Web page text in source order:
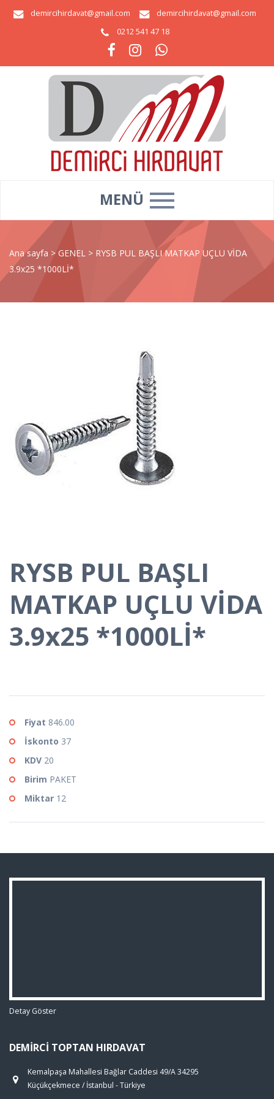
demircihirdavat@gmail.com
demircihirdavat@gmail.com
0212 541 47 18
MENÜ
Ana sayfa > GENEL > RYSB PUL BAŞLI MATKAP UÇLU VİDA
3.9x25 *1000Lİ*
RYSB PUL BAŞLI
MATKAP UÇLU VİDA
3.9x25 *1000Lİ*
Fiyat 846.00
İskonto 37
KDV 20
Birim PAKET
Miktar 12
Detay Göster
DEMIRCI TOPTAN HIRDAVAT
Kemalpaşa Mahallesi Bağlar Caddesi 49/A 34295
Küçükçekmece / İstanbul - Türkiye